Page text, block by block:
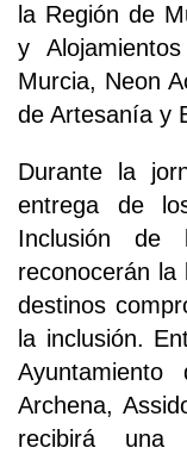
la Región de
y
Murcia, Neon
de Artesanía y
Durante la
entrega de
Inclusión de
reconocerán la
destinos
la inclusión.
Archena,
recibirá una